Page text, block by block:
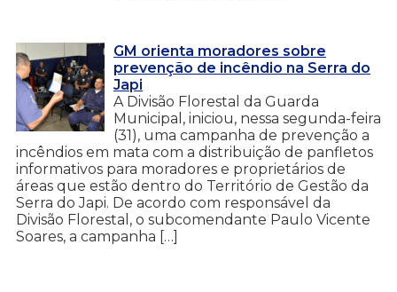
GM orienta moradores sobre
prevenção de incêndio na Serra do
Japi
A Divisão Florestal da Guarda
Municipal, iniciou, nessa segunda-feira
(31), uma campanha de prevenção a
incêndios em mata com a distribuição de panfletos
informativos para moradores e proprietários de
áreas que estão dentro do Território de Gestão da
Serra do Japi. De acordo com responsável da
Divisão Florestal, o subcomendante Paulo Vicente
Soares, a campanha […]